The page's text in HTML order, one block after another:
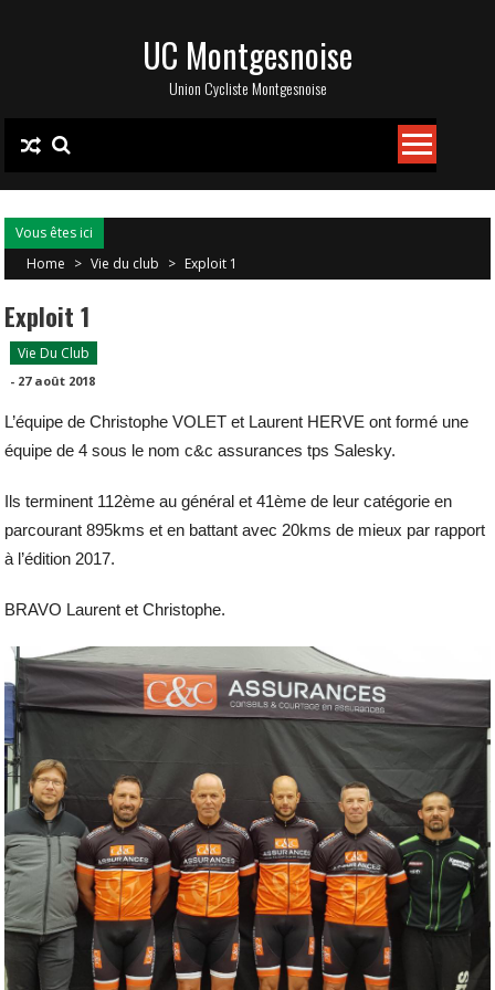
UC Montgesnoise
Union Cycliste Montgesnoise
Vous êtes ici
Home > Vie du club > Exploit 1
Exploit 1
Vie Du Club
- 27 août 2018
L’équipe de Christophe VOLET et Laurent HERVE ont formé une
équipe de 4 sous le nom c&c assurances tps Salesky.
Ils terminent 112ème au général et 41ème de leur catégorie en
parcourant 895kms et en battant avec 20kms de mieux par rapport
à l’édition 2017.
BRAVO Laurent et Christophe.